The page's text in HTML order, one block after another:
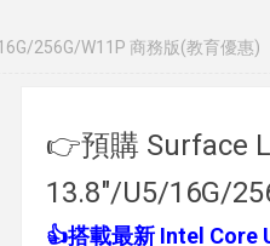
256G/W11P 商務版(教育優惠)
👉預購 Surface
13.8"/U5/16G/
👍搭載最新 Intel Core